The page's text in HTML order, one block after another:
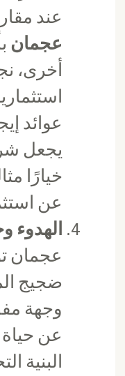
عند
عجمان
أخرى،
عوائد
يجعل
خيارًا
عن
الهدوء
عجمان
ضجيج
وجهة
عن
البنية